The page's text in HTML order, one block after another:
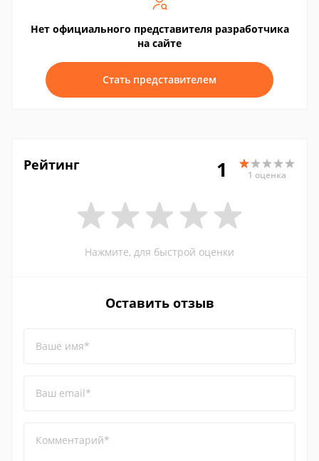
Нет официального представителя разработчика
на сайте
Стать представителем
Рейтинг 1 1 оценка
Нажмите, для быстрой оценки
Оставить отзыв
Ваше имя*
Ваш email*
Комментарий*